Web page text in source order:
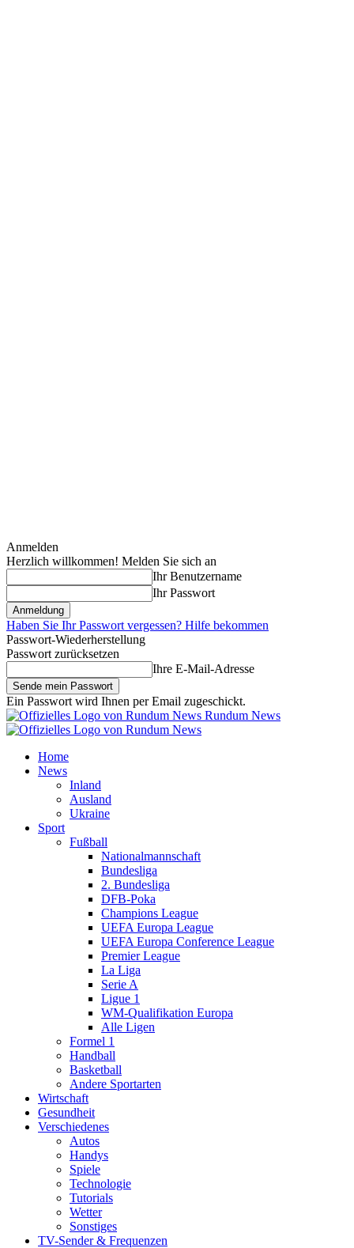
Anmelden
Herzlich willkommen! Melden Sie sich an
Ihr Benutzername
Ihr Passwort
Haben Sie Ihr Passwort vergessen? Hilfe bekommen
Passwort-Wiederherstellung
Passwort zurücksetzen
Ihre E-Mail-Adresse
Ein Passwort wird Ihnen per Email zugeschickt.
Rundum News
Home
News
Inland
Ausland
Ukraine
Sport
Fußball
Nationalmannschaft
Bundesliga
2. Bundesliga
DFB-Poka
Champions League
UEFA Europa League
UEFA Europa Conference League
Premier League
La Liga
Serie A
Ligue 1
WM-Qualifikation Europa
Alle Ligen
Formel 1
Handball
Basketball
Andere Sportarten
Wirtschaft
Gesundheit
Verschiedenes
Autos
Handys
Spiele
Technologie
Tutorials
Wetter
Sonstiges
TV-Sender & Frequenzen